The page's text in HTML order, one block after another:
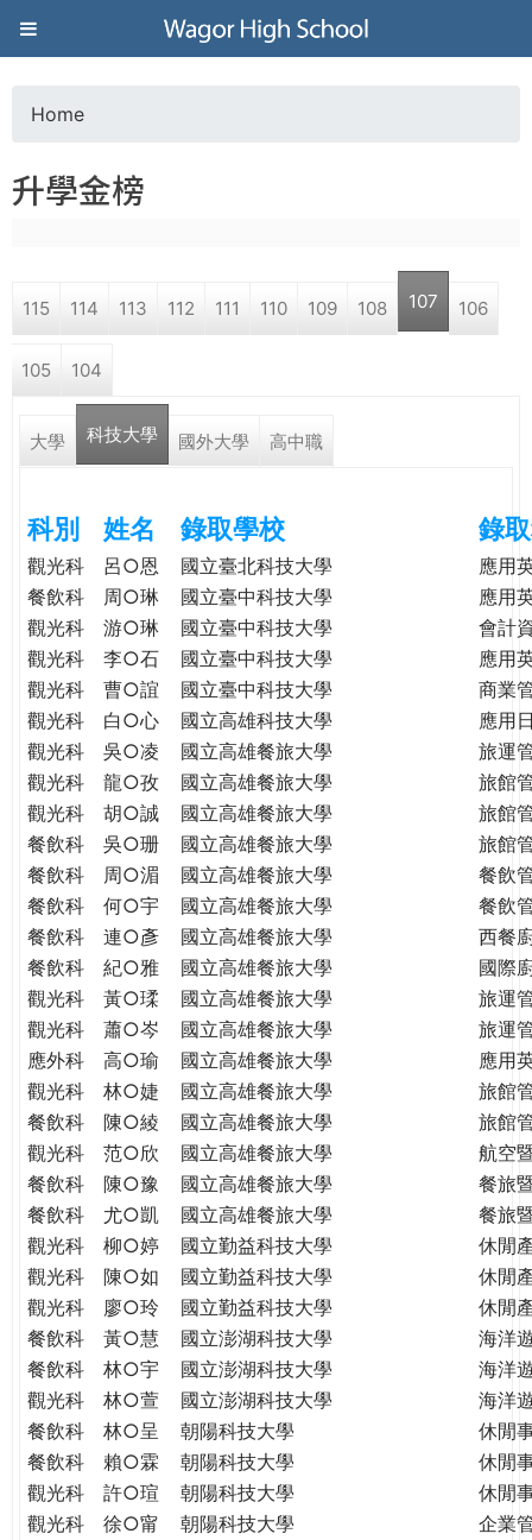
Jump to navigation
葳
格
高
學
格。
民。
WAGOR
TODAY
THE
WORLD
TOMORROW
PUTTING
YOU
ON
THE
PATH
GLOBAL
CITIZENSHIP
o
a
r
e
e
r
e
Home
升學金榜
115 114 113 112 111 110 109 108 107 106
105 104
大學 科技大學 國外大學 高中職
科別 姓名 錄取學校 錄
觀光科 呂○恩 國立臺北科技大學
應用
餐飲科
周○琳 國立臺中科技大學
應用
觀光科
游○琳 國立臺中科技大學
會計
觀光科
李○石 國立臺中科技大學
應用
觀光科
曹○誼 國立臺中科技大學
商業
觀光科
白○心 國立高雄科技大學
應用
觀光科
吳○凌 國立高雄餐旅大學
旅運
觀光科
龍○孜 國立高雄餐旅大學
旅館
觀光科
胡○誠 國立高雄餐旅大學
旅館
餐飲科
吳○珊 國立高雄餐旅大學
旅館
餐飲科
周○湄 國立高雄餐旅大學
餐飲
餐飲科
何○宇 國立高雄餐旅大學
餐飲
餐飲科
連○彥 國立高雄餐旅大學
西餐
餐飲科
紀○雅 國立高雄餐旅大學
國際
觀光科
黃○瑈 國立高雄餐旅大學
旅運
觀光科
蕭○岑 國立高雄餐旅大學
旅運
應外科
高○瑜 國立高雄餐旅大學
應用
觀光科
林○婕 國立高雄餐旅大學
旅館
餐飲科
陳○綾 國立高雄餐旅大學
旅館
觀光科
范○欣 國立高雄餐旅大學
航空
餐飲科
陳○豫 國立高雄餐旅大學
餐旅
餐飲科
尤○凱 國立高雄餐旅大學
餐旅
觀光科
柳○婷 國立勤益科技大學
休閒
觀光科
陳○如 國立勤益科技大學
休閒
觀光科
廖○玲 國立勤益科技大學
休閒
餐飲科
黃○慧 國立澎湖科技大學
海洋
餐飲科
林○宇 國立澎湖科技大學
海洋
觀光科
林○萱 國立澎湖科技大學
海洋
餐飲科
林○呈 朝陽科技大學
休閒
餐飲科
賴○霖 朝陽科技大學
休閒
觀光科
許○瑄 朝陽科技大學
休閒
觀光科
徐○甯 朝陽科技大學
企業